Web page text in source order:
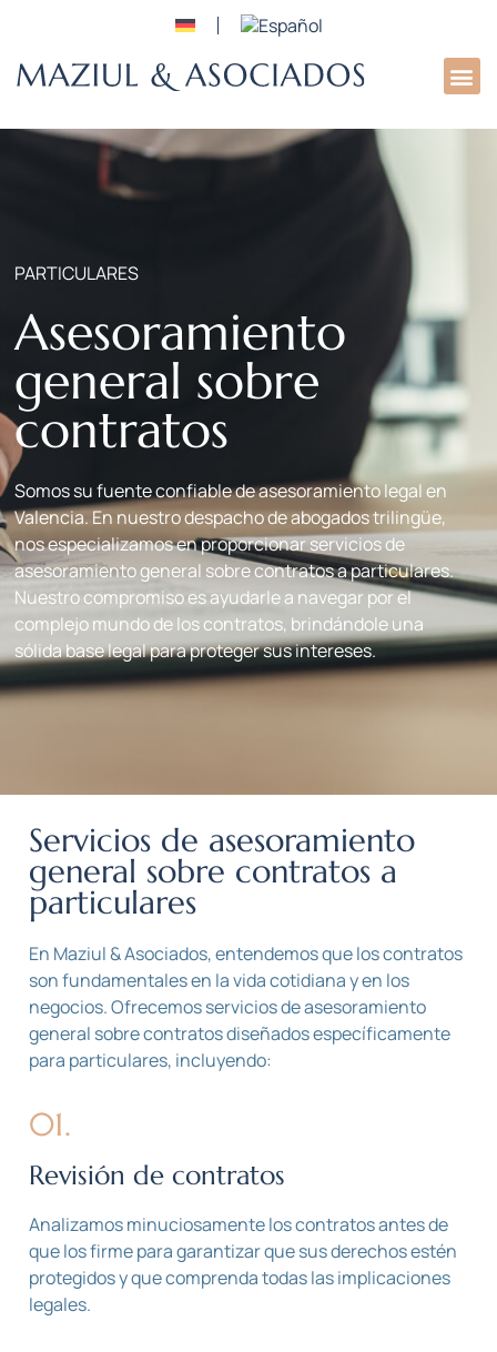
PARTICULARES
Asesoramiento
general sobre
contratos
Somos su fuente confiable de asesoramiento legal en
Valencia. En nuestro despacho de abogados trilingüe,
nos especializamos en proporcionar servicios de
asesoramiento general sobre contratos a particulares.
Nuestro compromiso es ayudarle a navegar por el
complejo mundo de los contratos, brindándole una
sólida base legal para proteger sus intereses.
Servicios de asesoramiento
general sobre contratos a
particulares
En Maziul & Asociados, entendemos que los contratos
son fundamentales en la vida cotidiana y en los
negocios. Ofrecemos servicios de asesoramiento
general sobre contratos diseñados específicamente
para particulares, incluyendo:
01.
Revisión de contratos
Analizamos minuciosamente los contratos antes de
que los firme para garantizar que sus derechos estén
protegidos y que comprenda todas las implicaciones
legales.